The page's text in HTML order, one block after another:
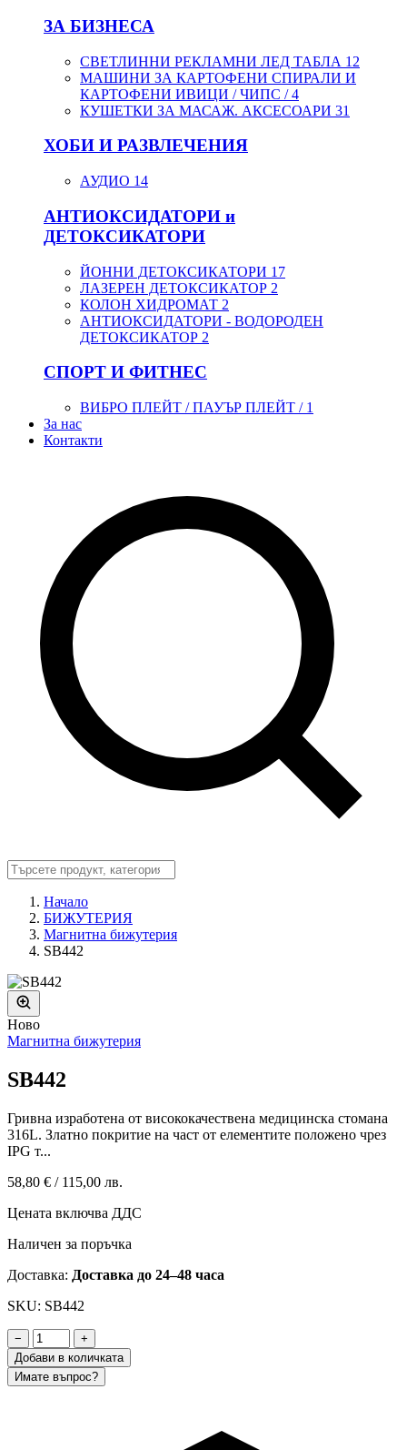
ЗА БИЗНЕСА
СВЕТЛИННИ РЕКЛАМНИ ЛЕД ТАБЛА 12
МАШИНИ ЗА КАРТОФЕНИ СПИРАЛИ И
КАРТОФЕНИ ИВИЦИ / ЧИПС /4
КУШЕТКИ ЗА МАСАЖ. АКСЕСОАРИ 31
ХОБИ И РАЗВЛЕЧЕНИЯ
АУДИО 14
АНТИОКСИДАТОРИ и
ДЕТОКСИКАТОРИ
ЙОННИ ДЕТОКСИКАТОРИ 17
ЛАЗЕРЕН ДЕТОКСИКАТОР 2
КОЛОН ХИДРОМАТ 2
АНТИОКСИДАТОРИ - ВОДОРОДЕН
ДЕТОКСИКАТОР 2
СПОРТ И ФИТНЕС
ВИБРО ПЛЕЙТ / ПАУЪР ПЛЕЙТ / 1
За нас
Контакти
Начало
БИЖУТЕРИЯ
Магнитна бижутерия
SB442
Ново
Магнитна бижутерия
SB442
Гривна изработена от висококачествена медицинска стомана
316L. Златно покритие на част от елементите положено чрез
IPG т...
58,80 € / 115,00 лв.
Цената включва ДДС
Наличен за поръчка
Доставка: Доставка до 24–48 часа
SKU: SB442
−
+
Добави в количката
Имате въпрос?